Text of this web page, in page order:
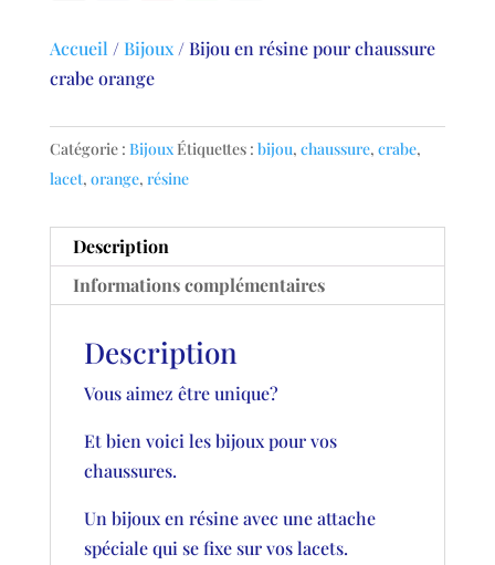
Accueil /Bijoux/Bijou en résine pour chaussure
crabe orange
Catégorie : Bijoux Étiquettes : bijou, chaussure, crabe,
lacet, orange, résine
Description
Informations complémentaires
Description
Vous aimez être unique?
Et bien voici les bijoux pour vos
chaussures.
Un bijoux en résine avec une attache
spéciale qui se fixe sur vos lacets.